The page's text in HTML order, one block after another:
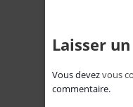
Laisser
Vous devezvous
commentaire.